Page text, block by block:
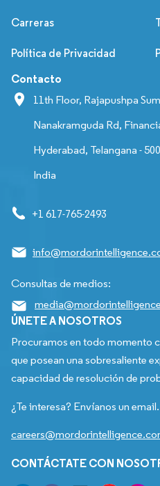
Carreras
Política de Privacidad
Contacto
11th Floor, Rajapushpa
Nanakramguda Rd,
Hyderabad, Telangana -
India
+1 617-765-2493
Consultas de medios:
ÚNETE A NOSOTROS
Procuramos en todo momento
que posean una sobresaliente
capacidad de resolución de
¿Te interesa? Envíanos un email.
CONTÁCTATE CON